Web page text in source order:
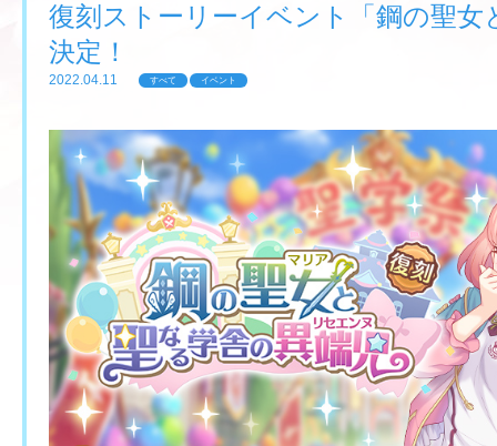
復刻ストーリーイベント「鋼の聖女
決定！
2022.04.11 すべて イベント